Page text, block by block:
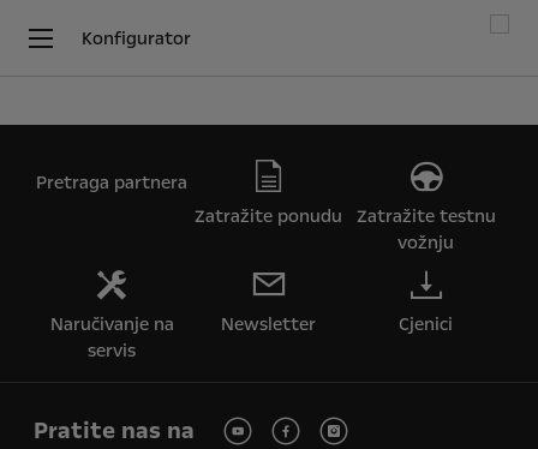
Konfigurator
Pretraga partnera
Zatražite ponudu
Zatražite testnu
vožnju
Naručivanje na
servis
Newsletter Cjenici
Pratite nas na